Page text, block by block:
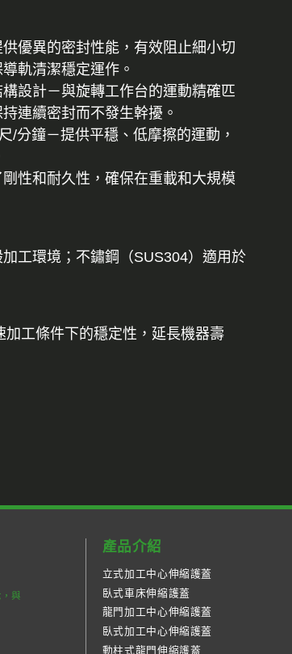
優異的密封性能，有效阻止細小切
軌清潔穩定運作。
設計－與旋轉工作台的運動精確匹
連續密封而不發生幹擾。
/分鐘－提供平穩、低摩擦的運動，
性和耐久性，確保在重載和大規模
工環境；不鏽鋼（SUS304）適用於
工條件下的穩定性，延長機器壽
與
產品介紹
立式加工中心伸縮護蓋
臥式車床伸縮護蓋
龍門加工中心伸縮護蓋
臥式加工中心伸縮護蓋
動柱式龍門伸縮護蓋